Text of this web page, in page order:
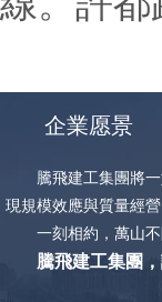
企業愿景
騰飛建工集團將一
現規模效應與質量經
一刻相約，萬山不
騰飛建工集團，